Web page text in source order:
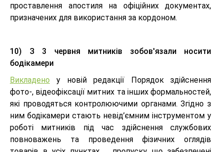
проставлення апостиля на офіційних документах,
призначених для використання за кордоном.
10) З 3 червня митників зобов'язали носити
бодікамери
Викладено у новій редакції Порядок здійснення
фото-, відеофіксації митних та інших формальностей,
які проводяться контролюючими органами. Згідно з
ним бодікамери стають невід’ємним інструментом у
роботі митників під час здійснення службових
повноважень та проведення фізичних оглядів